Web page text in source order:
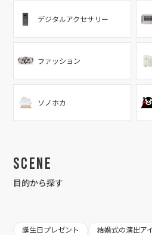
デジタルアクセサリー
ファッション
ソノホカ
Scene
目的から探す
誕生日プレゼント 結婚式の演出ア